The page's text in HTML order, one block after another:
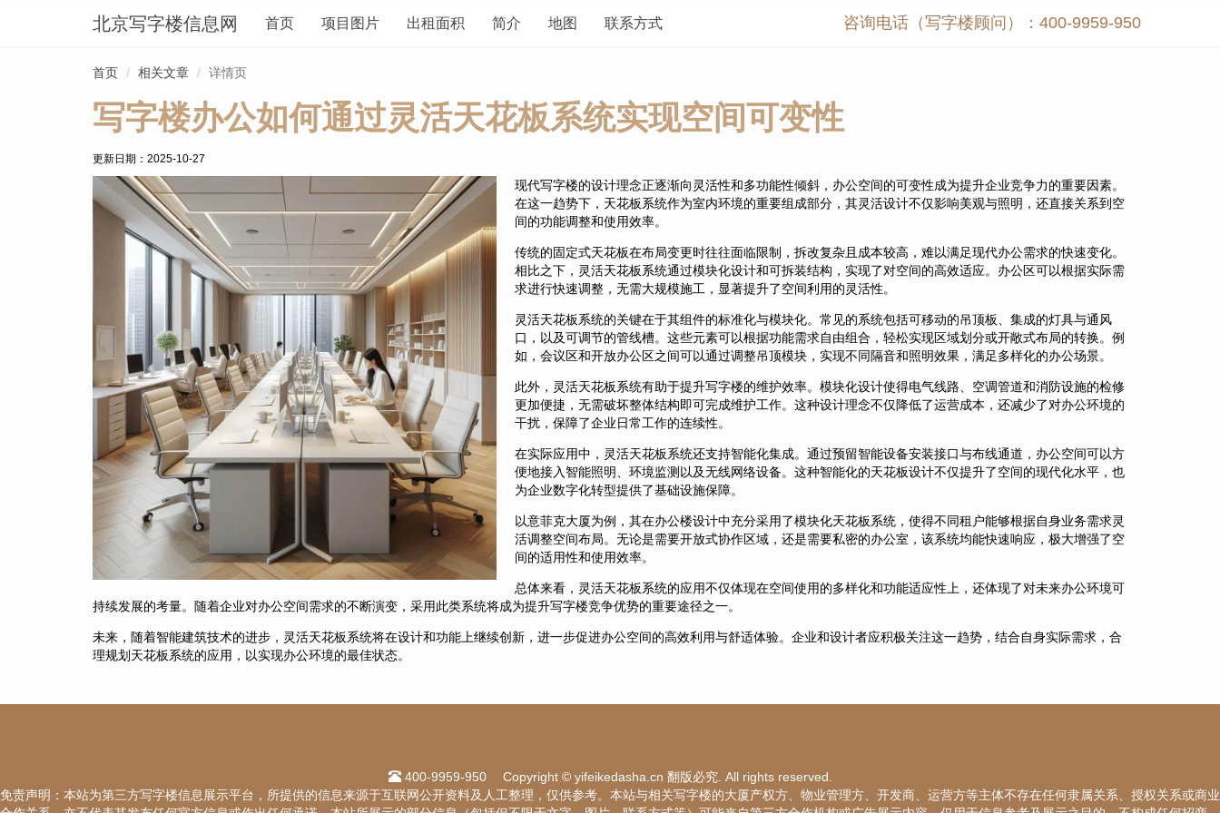
北京写字楼信息网 首页 项目图片 出租面积 简介 地图 联系方式 咨询电话（写字楼顾问）：400-9959-950
首页 相关文章 详情页
写字楼办公如何通过灵活天花板系统实现空间可变性
更新日期： 2025-10-27
现代写字楼的设计理念正逐渐向灵活性和多功能性倾斜，办公空间的可变性成为提升企业竞争力的重要因素。
在这一趋势下，天花板系统作为室内环境的重要组成部分，其灵活设计不仅影响美观与照明，还直接关系到空
间的功能调整和使用效率。
传统的固定式天花板在布局变更时往往面临限制，拆改复杂且成本较高，难以满足现代办公需求的快速变化。
相比之下，灵活天花板系统通过模块化设计和可拆装结构，实现了对空间的高效适应。办公区可以根据实际需
求进行快速调整，无需大规模施工，显著提升了空间利用的灵活性。
灵活天花板系统的关键在于其组件的标准化与模块化。常见的系统包括可移动的吊顶板、集成的灯具与通风
口，以及可调节的管线槽。这些元素可以根据功能需求自由组合，轻松实现区域划分或开敞式布局的转换。例
如，会议区和开放办公区之间可以通过调整吊顶模块，实现不同隔音和照明效果，满足多样化的办公场景。
此外，灵活天花板系统有助于提升写字楼的维护效率。模块化设计使得电气线路、空调管道和消防设施的检修
更加便捷，无需破坏整体结构即可完成维护工作。这种设计理念不仅降低了运营成本，还减少了对办公环境的
干扰，保障了企业日常工作的连续性。
在实际应用中，灵活天花板系统还支持智能化集成。通过预留智能设备安装接口与布线通道，办公空间可以方
便地接入智能照明、环境监测以及无线网络设备。这种智能化的天花板设计不仅提升了空间的现代化水平，也
为企业数字化转型提供了基础设施保障。
以意菲克大厦为例，其在办公楼设计中充分采用了模块化天花板系统，使得不同租户能够根据自身业务需求灵
活调整空间布局。无论是需要开放式协作区域，还是需要私密的办公室，该系统均能快速响应，极大增强了空
间的适用性和使用效率。
总体来看，灵活天花板系统的应用不仅体现在空间使用的多样化和功能适应性上，还体现了对未来办公环境可
持续发展的考量。随着企业对办公空间需求的不断演变，采用此类系统将成为提升写字楼竞争优势的重要途径之一。
未来，随着智能建筑技术的进步，灵活天花板系统将在设计和功能上继续创新，进一步促进办公空间的高效利用与舒适体验。企业和设计者应积极关注这一趋势，结合自身实际需求，合
理规划天花板系统的应用，以实现办公环境的最佳状态。
400-9959-950
Copyright © yifeikedasha.cn 翻版必究. All rights reserved.
免责声明：本站为第三方写字楼信息展示平台，所提供的信息来源于互联网公开资料及人工整理，仅供参考。本站与相关写字楼的大厦产权方、物业管理方、开发商、运营方等主体不存在任何隶属关系、授权关系或商业